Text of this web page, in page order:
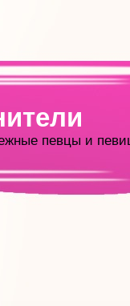
певцы и